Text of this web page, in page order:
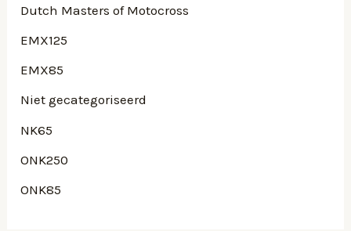
Dutch Masters of Motocross
EMX125
EMX85
Niet gecategoriseerd
NK65
ONK250
ONK85